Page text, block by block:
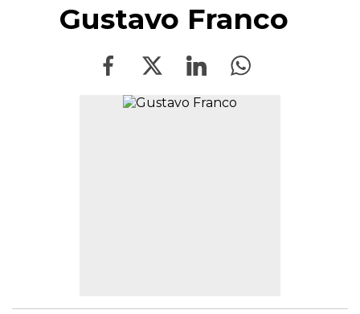
Gustavo Franco